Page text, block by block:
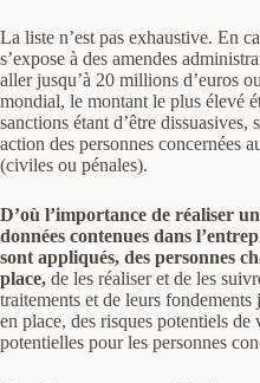
La liste n’est pas exhaustive. En
s’expose à des amendes
aller jusqu’à 20 millions d’euros
mondial, le montant le plus élevé
sanctions étant d’être dissuasives,
action des personnes concernées
(civiles ou pénales).
D’où l’importance de réaliser
données contenues dans
sont appliqués, des personnes
place, de les réaliser et de les
traitements et de leurs
en place, des risques potentiels
potentielles pour les personnes